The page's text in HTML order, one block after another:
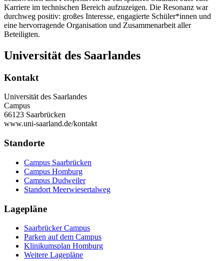
Karriere im technischen Bereich aufzuzeigen. Die Resonanz war
durchweg positiv: großes Interesse, engagierte Schüler*innen und
eine hervorragende Organisation und Zusammenarbeit aller
Beteiligten.
Universität des Saarlandes
Kontakt
Universität des Saarlandes
Campus
66123 Saarbrücken
www.uni-saarland.de/kontakt
Standorte
Campus Saarbrücken
Campus Homburg
Campus Dudweiler
Standort Meerwiesertalweg
Lagepläne
Saarbrücker Campus
Parken auf dem Campus
Klinikumsplan Homburg
Weitere Lagepläne